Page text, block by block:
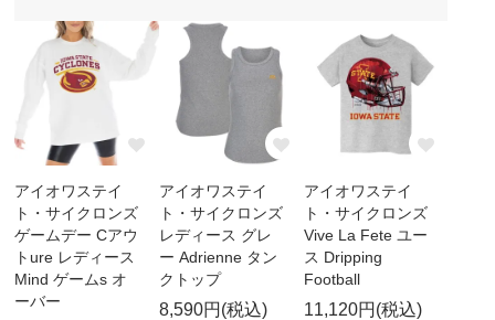
アイオワステイ
ト・サイクロンズ
ゲームデー Cアウ
トure レディース
Mind ゲームs オ
ーバー
アイオワステイ
ト・サイクロンズ
レディース グレ
ー Adrienne タン
クトップ
8,590円(税込)
アイオワステイ
ト・サイクロンズ
Vive La Fete ユー
ス Dripping
Football
11,120円(税込)